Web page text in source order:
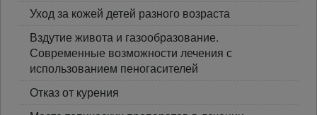
Уход за кожей детей разного возраста
Вздутие живота и газообразование.
Современные возможности лечения с
использованием пеногасителей
Отказ от курения